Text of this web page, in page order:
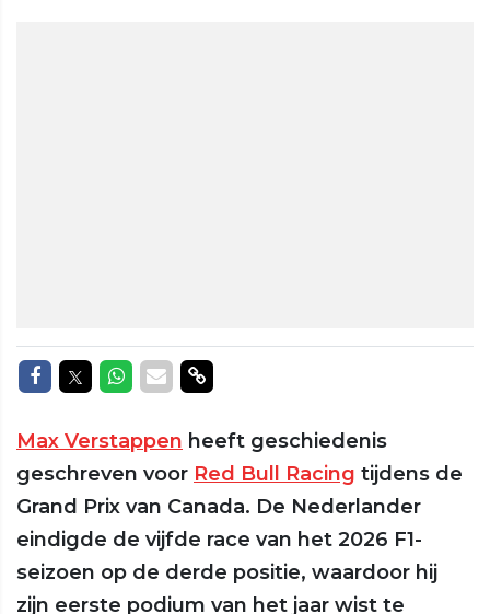
Delen op Facebook
Delen op Twitter
Delen op Whatsapp
Delen via Mail
Delen via link
Max Verstappen heeft geschiedenis
geschreven voor Red Bull Racing tijdens de
Grand Prix van Canada. De Nederlander
eindigde de vijfde race van het 2026 F1-
seizoen op de derde positie, waardoor hij
zijn eerste podium van het jaar wist te